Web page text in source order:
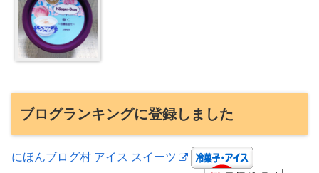
ブログランキングに登録しました
にほんブログ村 アイス スイーツ